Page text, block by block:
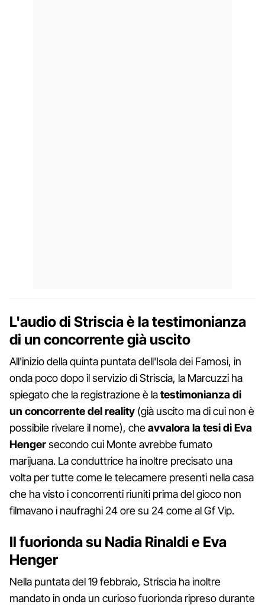
L'audio di Striscia è la testimonianza
di un concorrente già uscito
All'inizio della quinta puntata dell'Isola dei Famosi, in
onda poco dopo il servizio di Striscia, la Marcuzzi ha
spiegato che la registrazione è latestimonianza di
un concorrente del reality (già uscito ma di cui non è
possibile rivelare il nome), cheavvalora la tesi di Eva
Hengersecondo cui Monte avrebbe fumato
marijuana. La conduttrice ha inoltre precisato una
volta per tutte come le telecamere presenti nella casa
che ha visto i concorrenti riuniti prima del gioco non
filmavano i naufraghi 24 ore su 24 come al Gf Vip.
Il fuorionda su Nadia Rinaldi e Eva
Henger
Nella puntata del 19 febbraio, Striscia ha inoltre
mandato in onda un curioso fuorionda ripreso durante